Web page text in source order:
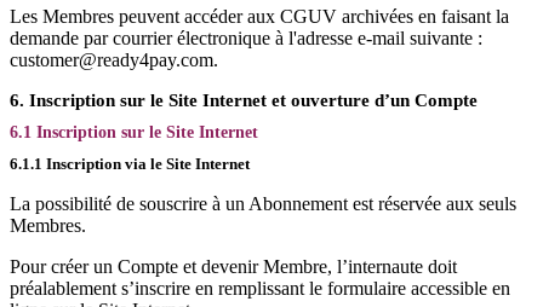
Les Membres peuvent accéder aux CGUV archivées en faisant la
demande par courrier électronique à l'adresse e-mail suivante :
customer@ready4pay.com.
6. Inscription sur le Site Internet et ouverture d’un Compte
6.1 Inscription sur le Site Internet
6.1.1 Inscription via le Site Internet
La possibilité de souscrire à un Abonnement est réservée aux seuls
Membres.
Pour créer un Compte et devenir Membre, l’internaute doit
préalablement s’inscrire en remplissant le formulaire accessible en